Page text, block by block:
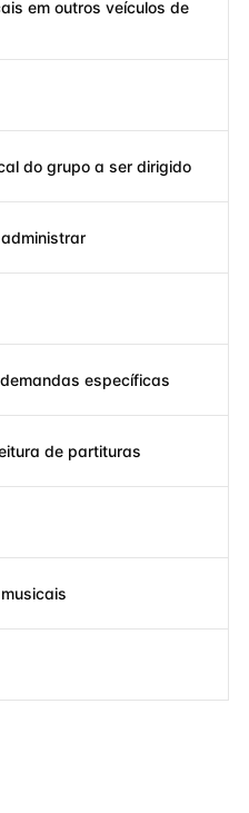
em outros veículos de
do grupo a ser dirigido
específicas
de partituras